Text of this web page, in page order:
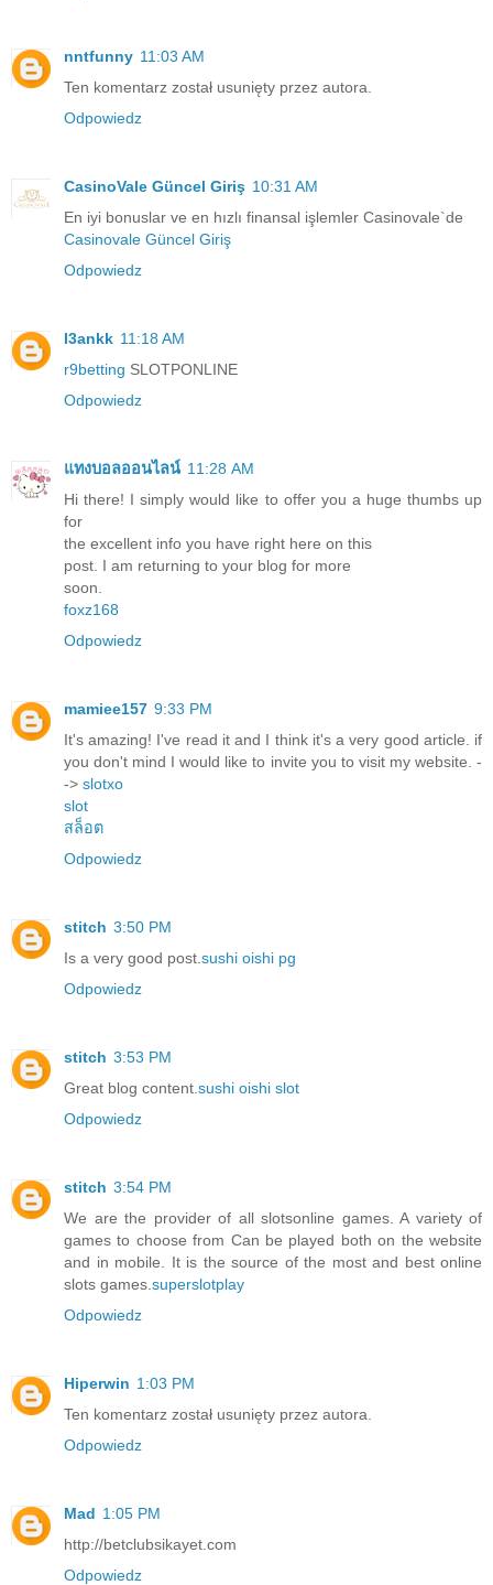
nntfunny 11:03 AM
Ten komentarz został usunięty przez autora.
Odpowiedz
CasinoVale Güncel Giriş 10:31 AM
En iyi bonuslar ve en hızlı finansal işlemler Casinovale`de
Casinovale Güncel Giriş
Odpowiedz
l3ankk 11:18 AM
r9betting SLOTPONLINE
Odpowiedz
แทงบอลออนไลน์ 11:28 AM
Hi there! I simply would like to offer you a huge thumbs up
for
the excellent info you have right here on this
post. I am returning to your blog for more
soon.
foxz168
Odpowiedz
mamiee157 9:33 PM
It's amazing! I've read it and I think it's a very good article. if
you don't mind I would like to invite you to visit my website. -
-> slotxo
slot
สล็อต
Odpowiedz
stitch 3:50 PM
Is a very good post. sushi oishi pg
Odpowiedz
stitch 3:53 PM
Great blog content. sushi oishi slot
Odpowiedz
stitch 3:54 PM
We are the provider of all slotsonline games. A variety of
games to choose from Can be played both on the website
and in mobile. It is the source of the most and best online
slots games. superslotplay
Odpowiedz
Hiperwin 1:03 PM
Ten komentarz został usunięty przez autora.
Odpowiedz
Mad 1:05 PM
http://betclubsikayet.com
Odpowiedz